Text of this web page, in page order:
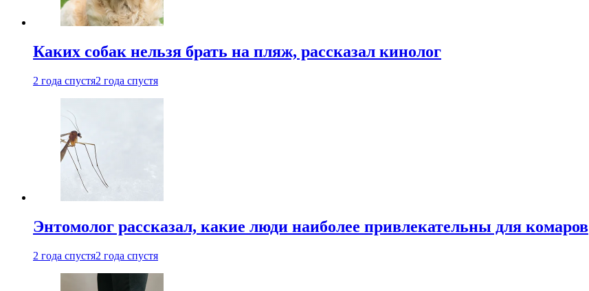
Каких собак нельзя брать на пляж, рассказал кинолог
2 года спустя2 года спустя
Энтомолог рассказал, какие люди наиболее привлекательны для комаров
2 года спустя2 года спустя